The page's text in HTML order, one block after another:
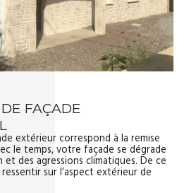
FAÇADE
extérieur correspond à la remise
le temps, votre façade se dégrade
des agressions climatiques. De ce
sur l’aspect extérieur de